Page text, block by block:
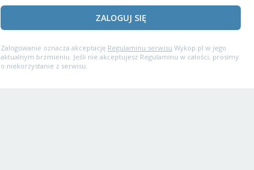
ZALOGUJ SIĘ
Zalogowanie oznacza akceptację Regulaminu serwisu Wykop.pl w jego
aktualnym brzmieniu. Jeśli nie akceptujesz Regulaminu w całości, prosimy
o niekorzystanie z serwisu.